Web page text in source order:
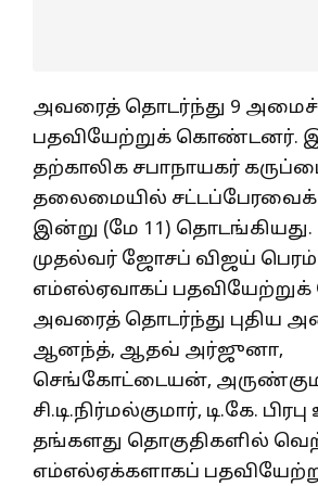
அவரைத் தொடர்ந்து 9
பதவியேற்றுக் கொண்டனர்.
தற்காலிக சபாநாயகர்
தலைமையில் சட்டப்பேரவைக்
இன்று (மே 11) தொடங்கியது.
முதல்வர் ஜோசப் விஜய்
எம்எல்ஏவாகப்
அவரைத் தொடர்ந்து புதிய
ஆனந்த், ஆதவ் அர்ஜுனா,
செங்கோட்டையன்,
சி.டி.நிர்மல்குமார், டி.கே.
தங்களது தொகுதிகளில்
எம்எல்ஏக்களாகப்